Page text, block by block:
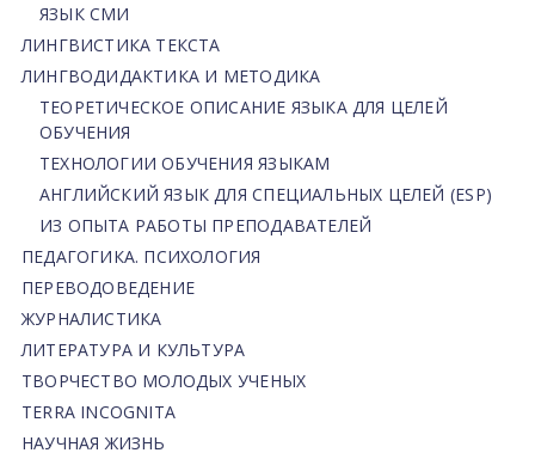
ЯЗЫК СМИ
ЛИНГВИСТИКА ТЕКСТА
ЛИНГВОДИДАКТИКА И МЕТОДИКА
ТЕОРЕТИЧЕСКОЕ ОПИСАНИЕ ЯЗЫКА ДЛЯ ЦЕЛЕЙ
ОБУЧЕНИЯ
ТЕХНОЛОГИИ ОБУЧЕНИЯ ЯЗЫКАМ
АНГЛИЙСКИЙ ЯЗЫК ДЛЯ СПЕЦИАЛЬНЫХ ЦЕЛЕЙ (ESP)
ИЗ ОПЫТА РАБОТЫ ПРЕПОДАВАТЕЛЕЙ
ПЕДАГОГИКА. ПСИХОЛОГИЯ
ПЕРЕВОДОВЕДЕНИЕ
ЖУРНАЛИСТИКА
ЛИТЕРАТУРА И КУЛЬТУРА
ТВОРЧЕСТВО МОЛОДЫХ УЧЕНЫХ
TERRA INCOGNITA
НАУЧНАЯ ЖИЗНЬ